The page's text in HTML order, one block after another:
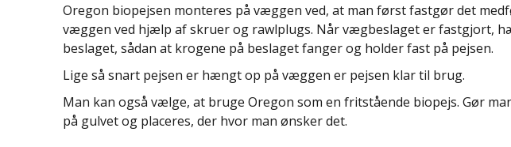
Oregon biopejsen monteres på væggen ved, at man først fastgør det
væggen ved hjælp af skruer og rawlplugs. Når vægbeslaget er fastgjort,
beslaget, sådan at krogene på beslaget fanger og holder fast på pejsen.
Lige så snart pejsen er hængt op på væggen er pejsen klar til brug.
Man kan også vælge, at bruge Oregon som en fritstående biopejs. Gør
på gulvet og placeres, der hvor man ønsker det.